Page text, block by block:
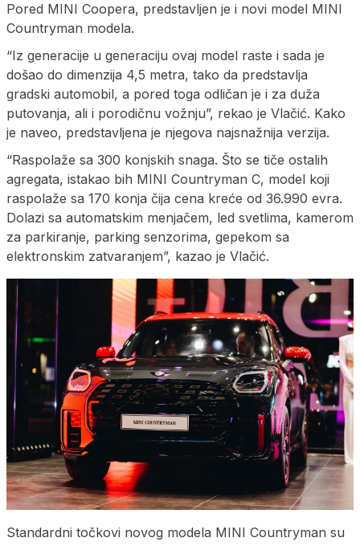
Pored MINI Coopera, predstavljen je i novi model MINI
Countryman modela.
“Iz generacije u generaciju ovaj model raste i sada je
došao do dimenzija 4,5 metra, tako da predstavlja
gradski automobil, a pored toga odličan je i za duža
putovanja, ali i porodičnu vožnju”, rekao je Vlačić. Kako
je naveo, predstavljena je njegova najsnažnija verzija.
“Raspolaže sa 300 konjskih snaga. Što se tiče ostalih
agregata, istakao bih MINI Countryman C, model koji
raspolaže sa 170 konja čija cena kreće od 36.990 evra.
Dolazi sa automatskim menjačem, led svetlima, kamerom
za parkiranje, parking senzorima, gepekom sa
elektronskim zatvaranjem”, kazao je Vlačić.
Standardni točkovi novog modela MINI Countryman su